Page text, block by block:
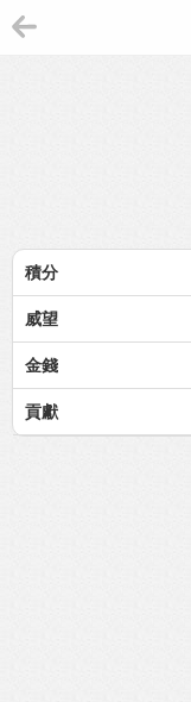
積分
威望
金錢
貢獻